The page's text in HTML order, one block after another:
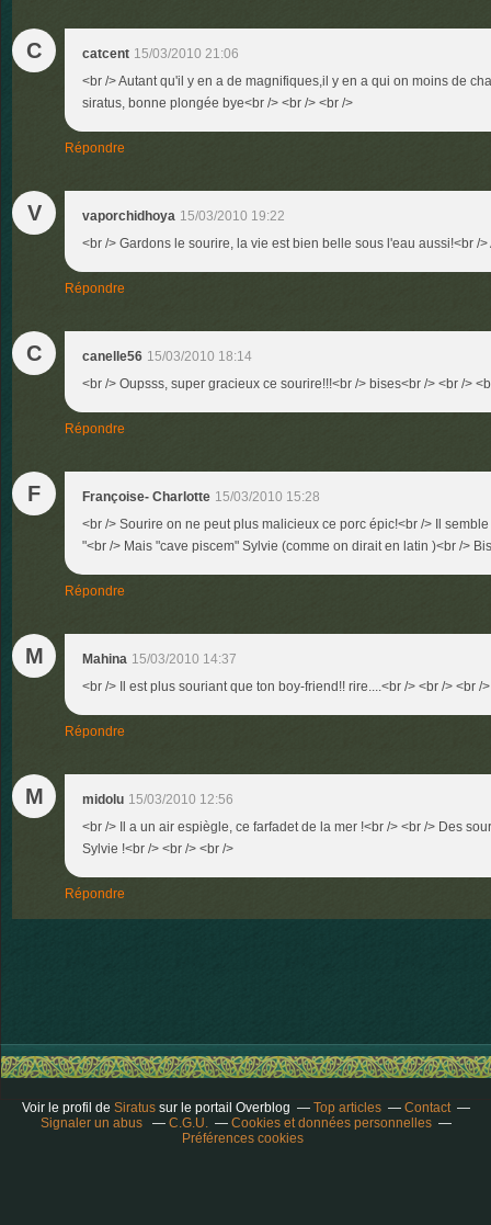
C catcent 15/03/2010 21:06
<br /> Autant qu'il y en a de magnifiques,il y en a qui on moins de
siratus, bonne plongée bye<br /> <br /> <br />
Répondre
V vaporchidhoya 15/03/2010 19:22
<br /> Gardons le sourire, la vie est bien belle sous l'eau aussi!<br />
Répondre
C canelle56 15/03/2010 18:14
<br /> Oupsss, super gracieux ce sourire!!!<br /> bises<br /> <br />
Répondre
F Françoise- Charlotte 15/03/2010 15:28
<br /> Sourire on ne peut plus malicieux ce porc épic!<br /> Il
"<br /> Mais "cave piscem" Sylvie (comme on dirait en latin )<br />
Répondre
M Mahina 15/03/2010 14:37
<br /> Il est plus souriant que ton boy-friend!! rire....<br /> <br /> <br />
Répondre
M midolu 15/03/2010 12:56
<br /> Il a un air espiègle, ce farfadet de la mer !<br /> <br /> Des
Sylvie !<br /> <br /> <br />
Répondre
Voir le profil de Siratussur le portail Overblog Top articles
Contact
Signaler un abus
C.G.U.
Cookies et données personnelles
Préférences cookies